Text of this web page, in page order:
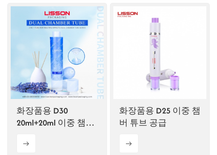
화장품용 D30
20ml+20ml 이중 챔버
화장품용 D25 이중 챔
버 튜브 공급